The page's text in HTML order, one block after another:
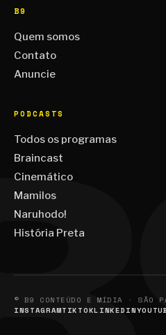
B9
Quem somos
Contato
Anuncie
PODCASTS
Todos os programas
Braincast
Cinemático
Mamilos
Naruhodo!
História Preta
© B9 CONTEÚDO E MÍDIA · SÃO
INSTAGRAMTIKTOKLINKEDIN